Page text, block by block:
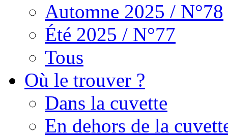
Automne 2025 / N°78
Été 2025 / N°77
Tous
Où le trouver ?
Dans la cuvette
En dehors de la